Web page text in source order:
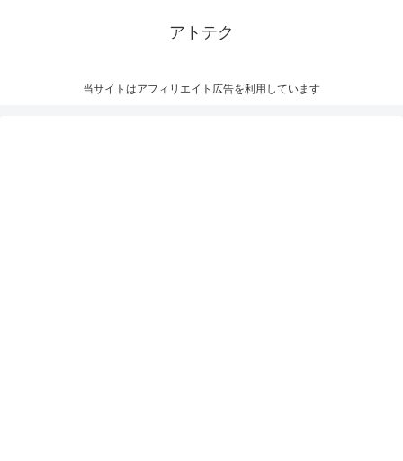
アトテク
当サイトはアフィリエイト広告を利用しています